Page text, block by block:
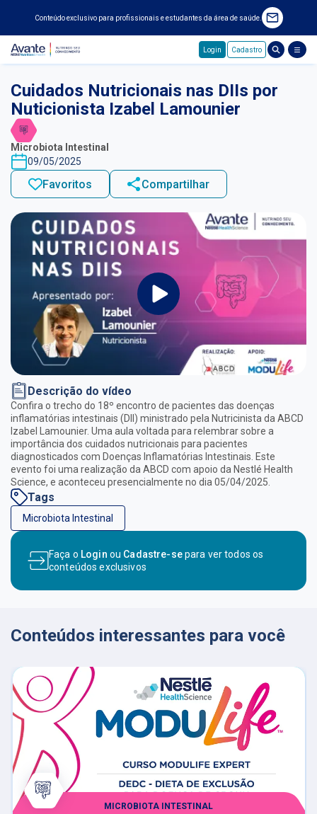
Conteúdo exclusivo para profissionais e estudantes da área de saúde.
Login Cadastro
Cuidados Nutricionais nas DIIs por
Nuticionista Izabel Lamounier
Microbiota Intestinal
09/05/2025
Favoritos Compartilhar
Descrição do vídeo
Confira o trecho do 18º encontro de pacientes das doenças
inflamatórias intestinais (DII) ministrado pela Nutricinista da ABCD
Izabel Lamounier. Uma aula voltada para relembrar sobre a
importância dos cuidados nutricionais para pacientes
diagnosticados com Doenças Inflamatórias Intestinais. Este
evento foi uma realização da ABCD com apoio da Nestlé Health
Science, e aconteceu presencialmente no dia 05/04/2025.
Tags
Microbiota Intestinal
Faça o Login ou Cadastre-separa ver todos os
conteúdos exclusivos
Conteúdos interessantes para você
MICROBIOTA INTESTINAL